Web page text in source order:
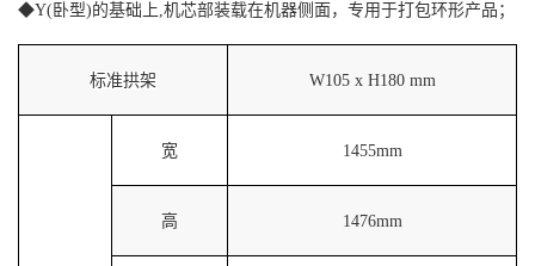
◆Y(卧型)的基础上,机芯部装载在机器侧面，专用于打包环形产品；
标准拱架 W105 x H180 mm
宽 1455mm
高 1476mm